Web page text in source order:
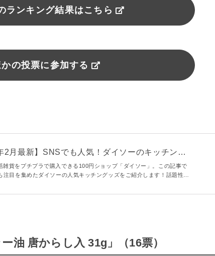
ランキング結果はこちら
かの投票に参加する
2月最新】SNSでも人気！ダイソーのキッチング
すめ9選 - macaroni
雑貨をプチプラで購入できる100円ショップ「ダイソー」。この記事で
注目を集めたダイソーの人気キッチングッズをご紹介します！話題性だ
を6種類ピックアップしました。
油 唐からし入 31g」（16票）